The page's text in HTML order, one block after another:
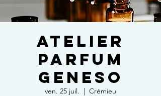
ATELIER
PARFUM
GENESO
ven. 25 juil.
  |
Crémieu